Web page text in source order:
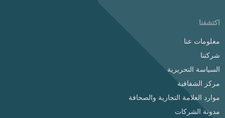
اكتشفنا
معلومات عنا
شركتنا
السياسة التحريرية
مركز الشفافية
موارد العلامة التجارية والصحافة
مدونة الشركات